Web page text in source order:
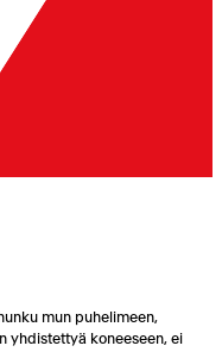
mun puhelimeen,
yhdistettyä koneeseen, ei